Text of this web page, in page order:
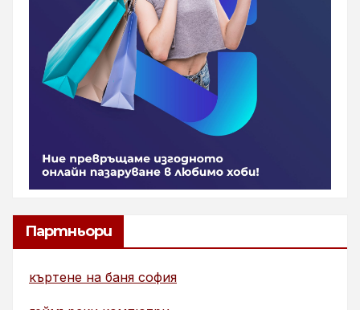
Партньори
къртене на баня софия